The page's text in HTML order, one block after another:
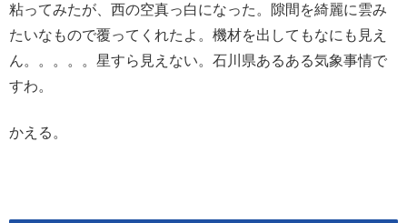
粘ってみたが、西の空真っ白になった。隙間を綺麗に雲み
たいなもので覆ってくれたよ。機材を出してもなにも見え
ん。。。。。星すら見えない。石川県あるある気象事情で
すわ。
かえる。